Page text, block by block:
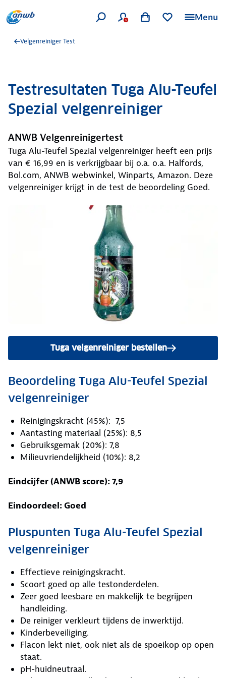
Menu
Velgenreiniger Test
Testresultaten Tuga Alu-Teufel
Spezial velgenreiniger
ANWB Velgenreinigertest
Tuga Alu-Teufel Spezial velgenreiniger heeft een prijs
van € 16,99 en is verkrijgbaar bij o.a. o.a. Halfords,
Bol.com, ANWB webwinkel, Winparts, Amazon. Deze
velgenreiniger krijgt in de test de beoordeling Goed.
Tuga velgenreiniger bestellen
Beoordeling Tuga Alu-Teufel Spezial
velgenreiniger
Reinigingskracht (45%): 7,5
Aantasting materiaal (25%): 8,5
Gebruiksgemak (20%): 7,8
Milieuvriendelijkheid (10%): 8,2
Eindcijfer (ANWB score): 7,9
Eindoordeel: Goed
Pluspunten Tuga Alu-Teufel Spezial
velgenreiniger
Effectieve reinigingskracht.
Scoort goed op alle testonderdelen.
Zeer goed leesbare en makkelijk te begrijpen
handleiding.
De reiniger verkleurt tijdens de inwerktijd.
Kinderbeveiliging.
Flacon lekt niet, ook niet als de spoeikop op open
staat.
pH-huidneutraal.